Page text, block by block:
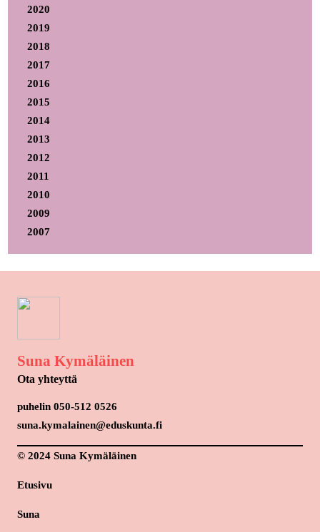
2020
2019
2018
2017
2016
2015
2014
2013
2012
2011
2010
2009
2007
Suna Kymäläinen
Ota yhteyttä
puhelin 050-512 0526
suna.kymalainen@eduskunta.fi
© 2024 Suna Kymäläinen
Etusivu
Suna